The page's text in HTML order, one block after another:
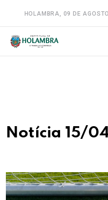
HOLAMBRA, 09 DE
Notícia 15/